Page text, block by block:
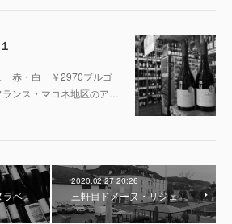
赤・白 ￥2970ブルゴ
ンス・マコネ地区のア…
ベ
2020.02.27 20:26
三軒目ドメーヌ・リジェ